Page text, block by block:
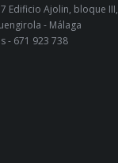
Edificio Ajolin, bloque III,
- Málaga
- 671 923 738